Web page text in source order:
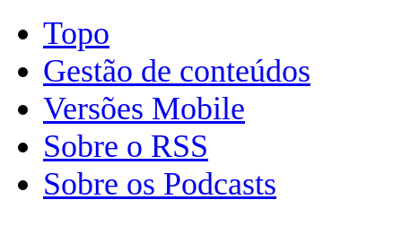
Topo
Gestão de conteúdos
Versões Mobile
Sobre o RSS
Sobre os Podcasts